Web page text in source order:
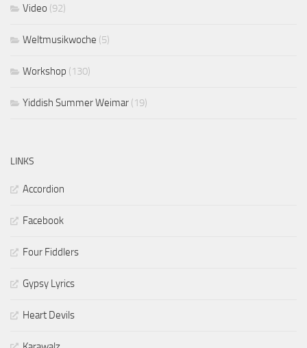
Video (92)
Weltmusikwoche (5)
Workshop (130)
Yiddish Summer Weimar (19)
LINKS
Accordion
Facebook
Four Fiddlers
Gypsy Lyrics
Heart Devils